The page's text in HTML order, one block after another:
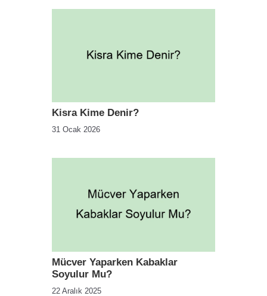
Kisra Kime Denir?
31 Ocak 2026
Mücver Yaparken Kabaklar
Soyulur Mu?
22 Aralık 2025